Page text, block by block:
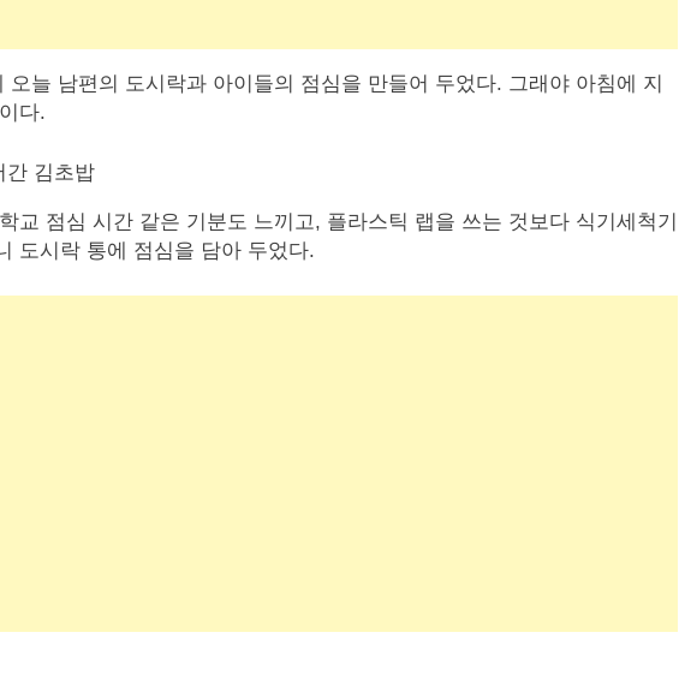
늘 남편의 도시락과 아이들의 점심을 만들어 두었다. 그래야 아침에 지
다.
간 김초밥
교 점심 시간 같은 기분도 느끼고, 플라스틱 랩을 쓰는 것보다 식기세척기
도시락 통에 점심을 담아 두었다.